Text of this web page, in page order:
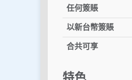
任何簽賬
以新台幣簽賬
合共可享